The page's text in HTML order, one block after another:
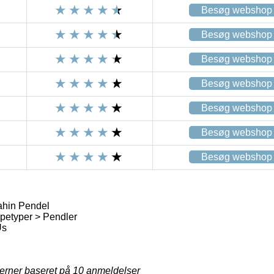
Besøg webshop
Besøg webshop
Besøg webshop
Besøg webshop
Besøg webshop
Besøg webshop
Besøg webshop
Pendel
> Pendler
baseret på 10 anmeldelser